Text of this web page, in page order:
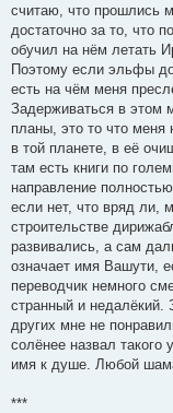
считаю, что прошлись
достаточно за то, что
обучил на нём летать
Поэтому если эльфы
есть на чём меня
Задерживаться в этом
планы, это то что меня
в той планете, в её
там есть книги по
направление
если нет, что вряд ли,
строительстве
развивались, а сам
означает имя Вашути,
переводчик немного
странный и недалёкий.
других мне не
солёнее назвал
имя к душе. Любой
***